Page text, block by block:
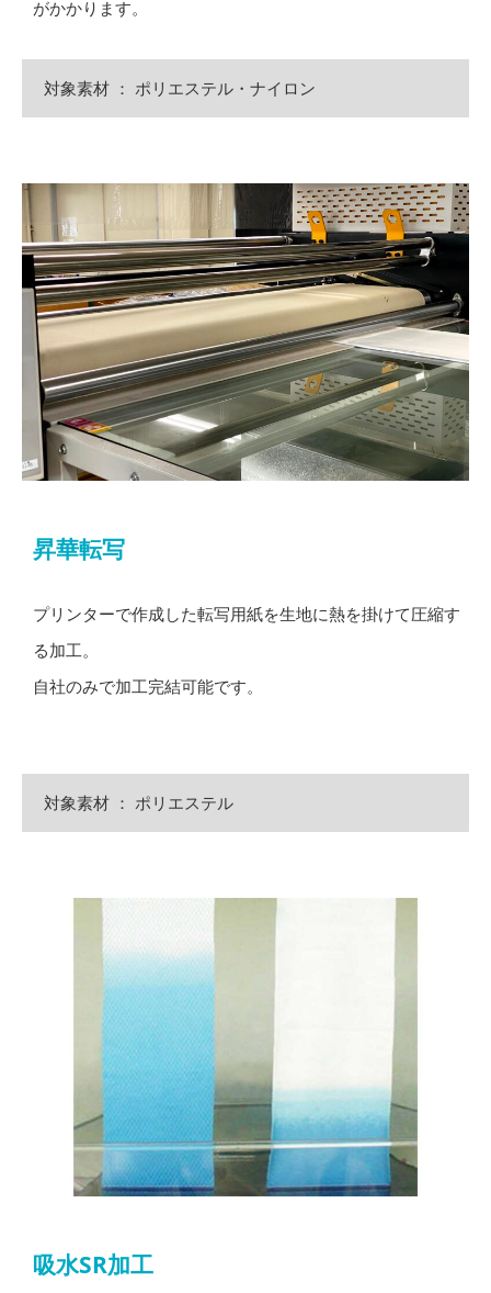
がかかります。
対象素材 ： ポリエステル・ナイロン
昇華転写
プリンターで作成した転写用紙を生地に熱を掛けて圧縮す
る加工。
自社のみで加工完結可能です。
対象素材 ： ポリエステル
吸水SR加工